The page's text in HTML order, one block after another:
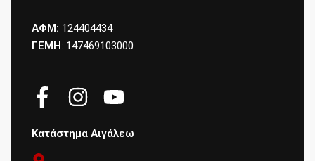
ΑΦΜ: 124404434
ΓΕΜΗ: 147469103000
Κατάστημα Αιγάλεω